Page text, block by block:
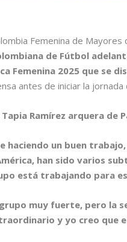
Femenina de
de Fútbol
Femenina 2025 que se
antes de iniciar la
Ramírez arquera de
haciendo un buen
han sido varios
está trabajando para
muy fuerte, pero la
y yo creo que